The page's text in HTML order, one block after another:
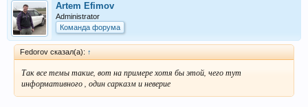
Artem Efimov
Administrator
Команда форума
Fedorov сказал(а): ↑
Так все темы такие, вот на примере хотя бы этой, чего тут
информативного , один сарказм и неверие